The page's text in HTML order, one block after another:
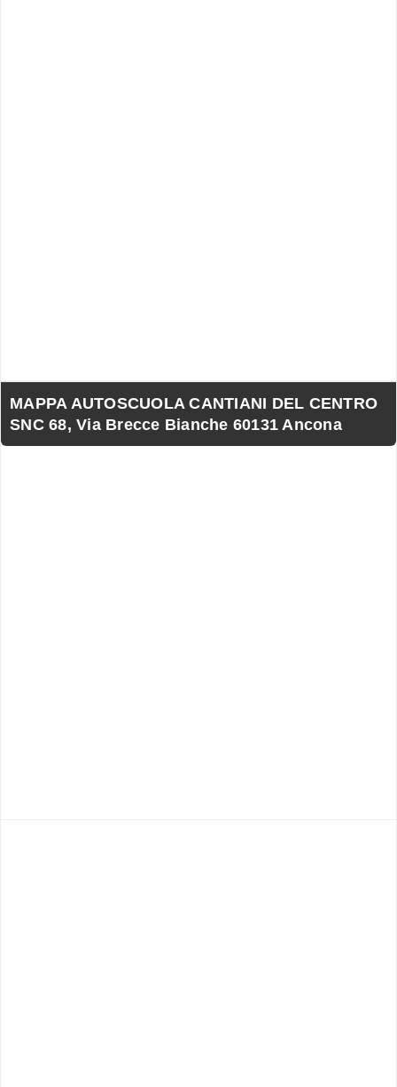
MAPPA AUTOSCUOLA CANTIANI DEL CENTRO
SNC 68, Via Brecce Bianche 60131 Ancona